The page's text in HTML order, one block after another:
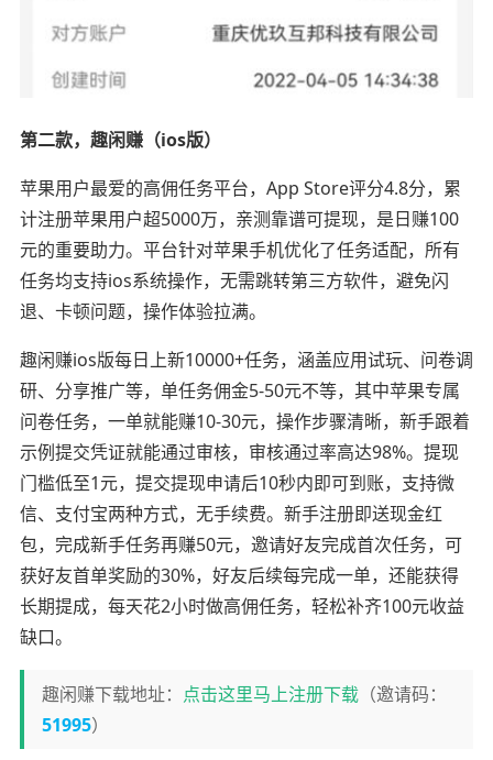
第二款，趣闲赚（ios版）
苹果用户最爱的高佣任务平台，App Store评分4.8分，累
计注册苹果用户超5000万，亲测靠谱可提现，是日赚100
元的重要助力。平台针对苹果手机优化了任务适配，所有
任务均支持ios系统操作，无需跳转第三方软件，避免闪
退、卡顿问题，操作体验拉满。
趣闲赚ios版每日上新10000+任务，涵盖应用试玩、问卷调
研、分享推广等，单任务佣金5-50元不等，其中苹果专属
问卷任务，一单就能赚10-30元，操作步骤清晰，新手跟着
示例提交凭证就能通过审核，审核通过率高达98%。提现
门槛低至1元，提交提现申请后10秒内即可到账，支持微
信、支付宝两种方式，无手续费。新手注册即送现金红
包，完成新手任务再赚50元，邀请好友完成首次任务，可
获好友首单奖励的30%，好友后续每完成一单，还能获得
长期提成，每天花2小时做高佣任务，轻松补齐100元收益
缺口。
趣闲赚下载地址： 点击这里马上注册下载（邀请码：
51995）